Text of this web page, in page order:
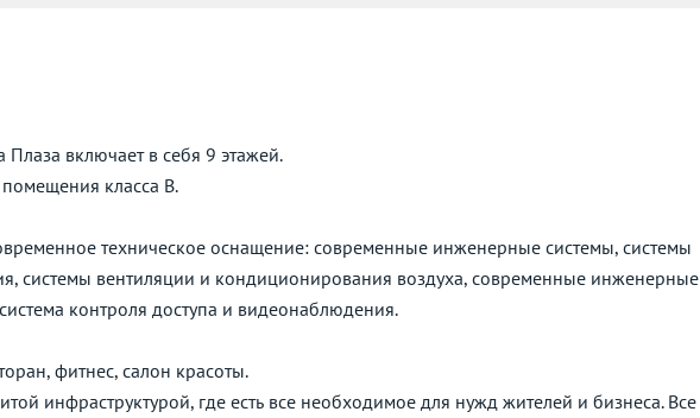
включает в себя 9 этажей.
класса B.
техническое оснащение: cовременные инженерные системы, системы
системы вентиляции и кондиционирования воздуха, современные инженерные
контроля доступа и видеонаблюдения.
фитнес, салон красоты.
инфраструктурой, где есть все необходимое для нужд жителей и бизнеса. Все